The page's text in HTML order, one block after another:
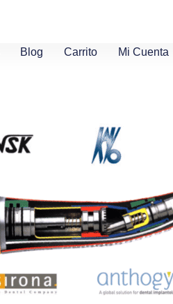
Blog Carrito Mi Cuenta